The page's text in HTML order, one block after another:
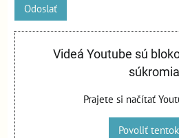
Odoslať
Videá Youtube sú
súkromia
Prajete si načítať
Povoliť